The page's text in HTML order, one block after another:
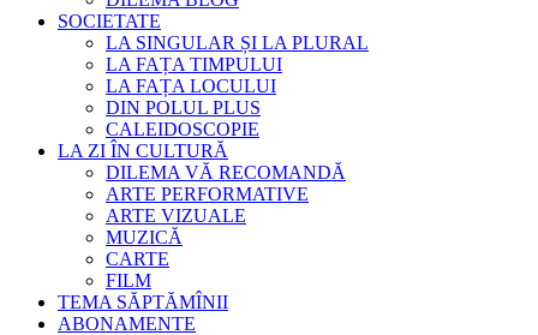
SOCIETATE
LA SINGULAR ȘI LA PLURAL
LA FAȚA TIMPULUI
LA FAȚA LOCULUI
DIN POLUL PLUS
CALEIDOSCOPIE
LA ZI ÎN CULTURĂ
DILEMA VĂ RECOMANDĂ
ARTE PERFORMATIVE
ARTE VIZUALE
MUZICĂ
CARTE
FILM
TEMA SĂPTĂMÎNII
ABONAMENTE